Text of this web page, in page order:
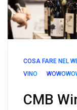
COSA FARE NEL
VINO
CMB